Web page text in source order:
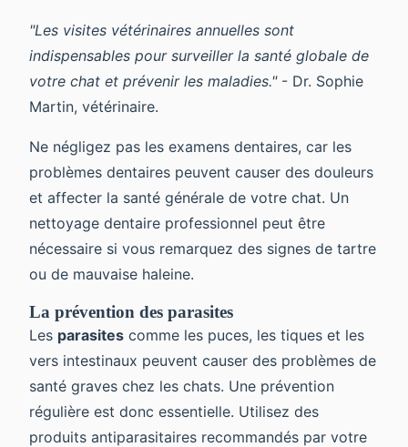
"Les visites vétérinaires annuelles sont
indispensables pour surveiller la santé globale de
votre chat et prévenir les maladies."- Dr. Sophie
Martin, vétérinaire.
Ne négligez pas les examens dentaires, car les
problèmes dentaires peuvent causer des douleurs
et affecter la santé générale de votre chat. Un
nettoyage dentaire professionnel peut être
nécessaire si vous remarquez des signes de tartre
ou de mauvaise haleine.
La prévention des parasites
Les parasites comme les puces, les tiques et les
vers intestinaux peuvent causer des problèmes de
santé graves chez les chats. Une prévention
régulière est donc essentielle. Utilisez des
produits antiparasitaires recommandés par votre